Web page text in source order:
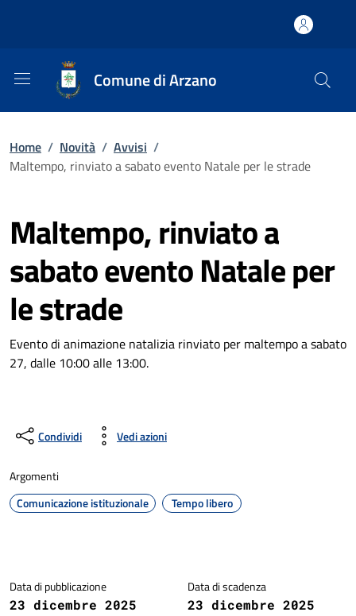
Comune di Arzano
Home / Novità / Avvisi /
Maltempo, rinviato a sabato evento Natale per le strade
Maltempo, rinviato a
sabato evento Natale per
le strade
Evento di animazione natalizia rinviato per maltempo a sabato
27, dalle 10:00 alle 13:00.
Condividi Vedi azioni
Argomenti
Comunicazione istituzionale
Tempo libero
Data di pubblicazione
23 dicembre 2025
Data di scadenza
23 dicembre 2025